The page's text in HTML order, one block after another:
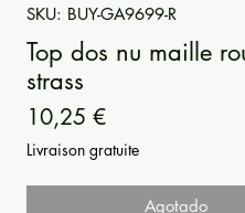
SKU: BUY-GA9699-R
Top dos nu maille
strass
10,25 €Precio
Livraison gratuite
Agotado